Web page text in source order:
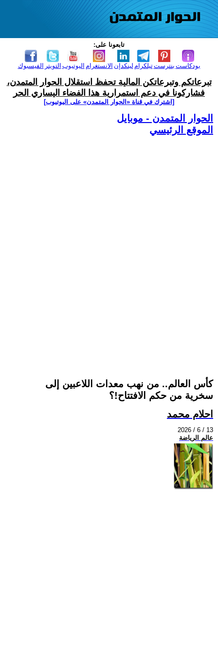
تابعونا على:
الفيسبوك التويتر اليوتيوب الانستغرام لينكدإن تيلكرامبنترست بودكاست
تبرعاتكم وتبرعاتكن المالية تحفظ استقلال الحوار المتمدن،
فشاركونا في دعم استمرارية هذا الفضاء اليساري الحر
[اشترك في قناة ‫«الحوار المتمدن» على اليوتيوب]
الحوار المتمدن - موبايل
الموقع الرئيسي
كأس العالم.. من نهب معدات اللاعبين إلى
سخرية من حكم الافتتاح!؟
احلام محمد
2026 / 6 / 13
عالم الرياضة